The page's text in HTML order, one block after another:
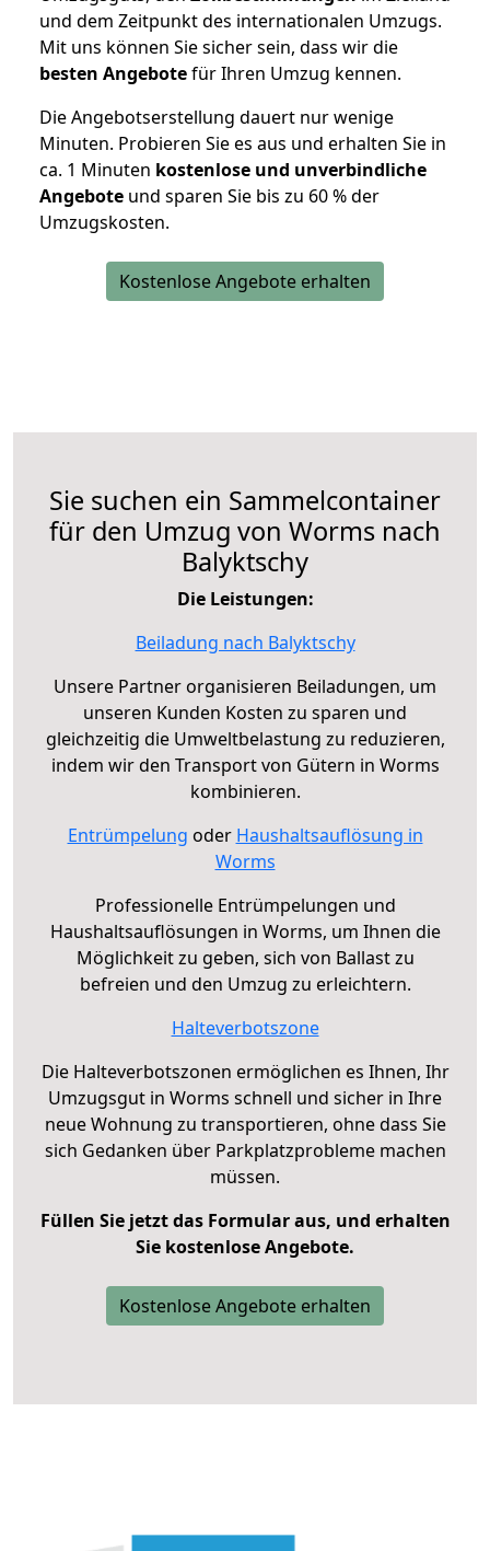
und dem Zeitpunkt des internationalen Umzugs.
Mit uns können Sie sicher sein, dass wir die
besten Angebotefür Ihren Umzug kennen.
Die Angebotserstellung dauert nur wenige
Minuten. Probieren Sie es aus und erhalten Sie in
ca. 1 Minuten kostenlose und unverbindliche
Angebote und sparen Sie bis zu 60 % der
Umzugskosten.
Kostenlose Angebote erhalten
Sie suchen ein Sammelcontainer
für den Umzug von Worms nach
Balyktschy
Die Leistungen:
Beiladung nach Balyktschy
Unsere Partner organisieren Beiladungen, um
unseren Kunden Kosten zu sparen und
gleichzeitig die Umweltbelastung zu reduzieren,
indem wir den Transport von Gütern in Worms
kombinieren.
Entrümpelung oder Haushaltsauflösung in
Worms
Professionelle Entrümpelungen und
Haushaltsauflösungen in Worms, um Ihnen die
Möglichkeit zu geben, sich von Ballast zu
befreien und den Umzug zu erleichtern.
Halteverbotszone
Die Halteverbotszonen ermöglichen es Ihnen, Ihr
Umzugsgut in Worms schnell und sicher in Ihre
neue Wohnung zu transportieren, ohne dass Sie
sich Gedanken über Parkplatzprobleme machen
müssen.
Füllen Sie jetzt das Formular aus, und erhalten
Sie kostenlose Angebote.
Kostenlose Angebote erhalten